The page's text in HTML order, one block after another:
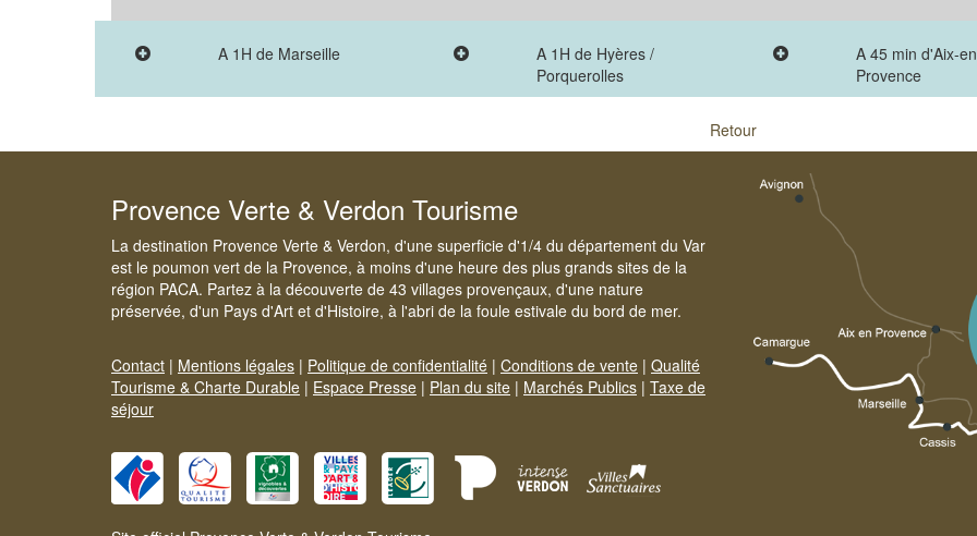
A 1H de Marseille
A 1H de Hyères /
Porquerolles
A 45 min d'Aix-en
Provence
Retour
Provence Verte & Verdon Tourisme
La destination Provence Verte & Verdon, d'une superficie d'1/4 du département du Var
est le poumon vert de la Provence, à moins d'une heure des plus grands sites de la
région PACA. Partez à la découverte de 43 villages provençaux, d'une nature
préservée, d'un Pays d'Art et d'Histoire, à l'abri de la foule estivale du bord de mer.
Contact | Mentions légales | Politique de confidentialité | Conditions de vente | Qualité
Tourisme & Charte Durable | Espace Presse | Plan du site | Marchés Publics | Taxe de
séjour